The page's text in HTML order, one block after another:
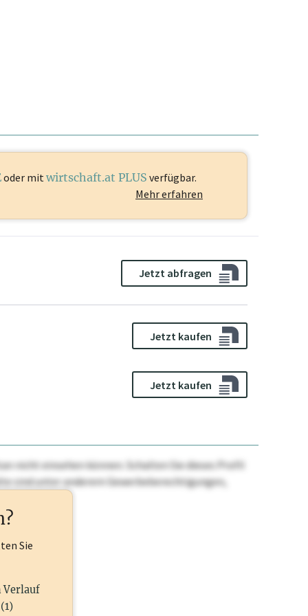
oder mit wirtschaft.at PLUS verfügbar.
Mehr erfahren
Jetzt abfragen
Jetzt kaufen
Jetzt kaufen
nicht einsehen können. Schalten Sie dieses Profil
sind unter anderem Gewerbeberechtigungen,
Sie
Verlauf